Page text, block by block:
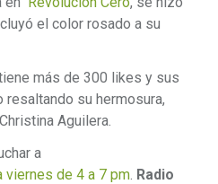
el color rosado a su
más de 300 likes y sus
su hermosura,
Aguilera.
a
viernes de 4 a 7 pm Radio